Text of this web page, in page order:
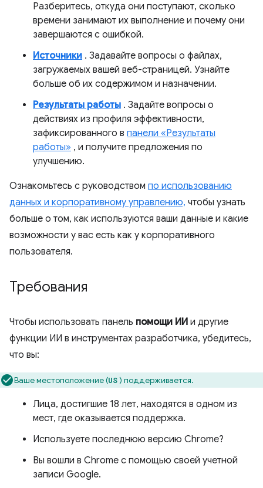
Разберитесь, откуда они поступают, сколько
времени занимают их выполнение и почему они
завершаются с ошибкой.
Источники . Задавайте вопросы о файлах,
загружаемых вашей веб-страницей. Узнайте
больше об их содержимом и назначении.
Результаты работы . Задайте вопросы о
действиях из профиля эффективности,
зафиксированного в панели «Результаты
работы» , и получите предложения по
улучшению.
Ознакомьтесь с руководством по использованию
данных и корпоративному управлению, чтобы узнать
больше о том, как используются ваши данные и какие
возможности у вас есть как у корпоративного
пользователя.
Требования
Чтобы использовать панель помощи ИИ и другие
функции ИИ в инструментах разработчика, убедитесь,
что вы:
Ваше местоположение (US) поддерживается.
Лица, достигшие 18 лет, находятся в одном из
мест, где оказывается поддержка.
Используете последнюю версию Chrome?
Вы вошли в Chrome с помощью своей учетной
записи Google.